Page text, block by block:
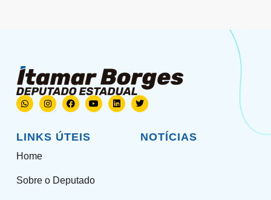
LINKS ÚTEIS
Home
Sobre o Deputado
NOTÍCIAS